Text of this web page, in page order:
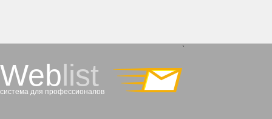
Weblist
система для профессионалов
`